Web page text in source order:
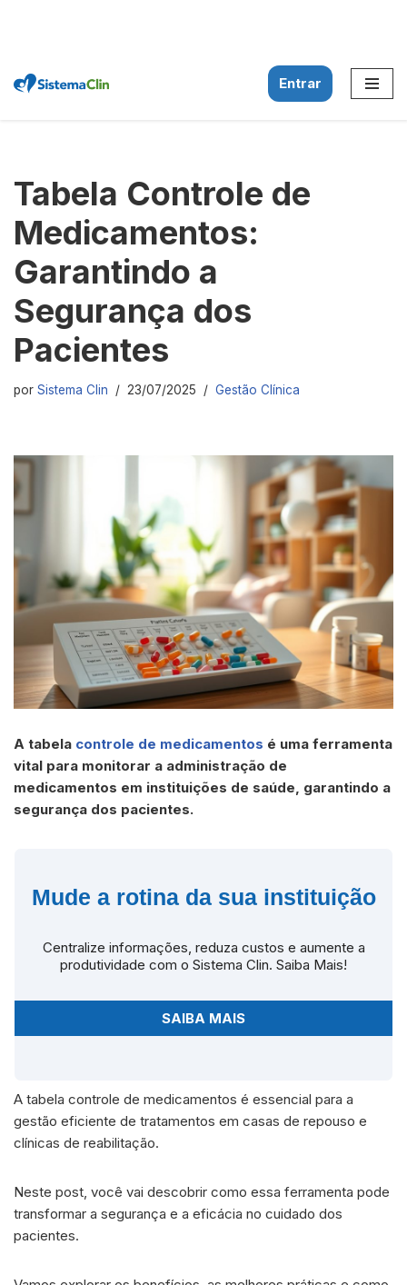
Pular
Entrar
Tabela Controle de
Medicamentos:
Garantindo a
Segurança dos
Pacientes
por Sistema Clin 23/07/2025 Gestão Clínica
A tabela controle de medicamentos é uma ferramenta
vital para monitorar a administração de
medicamentos em instituições de saúde, garantindo a
segurança dos pacientes.
Mude a rotina da sua instituição
Centralize informações, reduza custos e aumente a
produtividade com o Sistema Clin. Saiba Mais!
SAIBA MAIS
A tabela controle de medicamentos é essencial para a
gestão eficiente de tratamentos em casas de repouso e
clínicas de reabilitação.
Neste post, você vai descobrir como essa ferramenta pode
transformar a segurança e a eficácia no cuidado dos
pacientes.